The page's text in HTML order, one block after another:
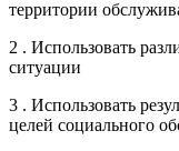
территории
2 . Использовать
ситуации
3 . Использовать
целей социального